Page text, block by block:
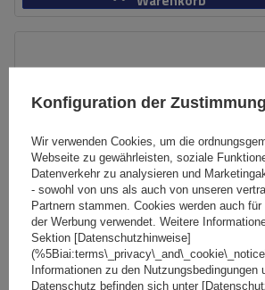
Konfiguration der
Wir verwenden Cookies, um die
Webseite zu gewährleisten, soziale
Datenverkehr zu analysieren und
- sowohl von uns als auch von unseren
Partnern stammen. Cookies werden auch
der Werbung verwendet. Weitere
Sektion [Datenschutzhinweise]
Informationen zu den Nutzungsbedingungen
Datenschutz befinden sich unter